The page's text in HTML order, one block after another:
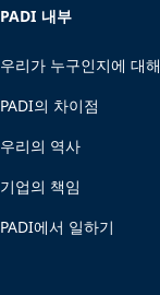
PADI 내부
우리가 누구인지에 대해
PADI의 차이점
우리의 역사
기업의 책임
PADI에서 일하기